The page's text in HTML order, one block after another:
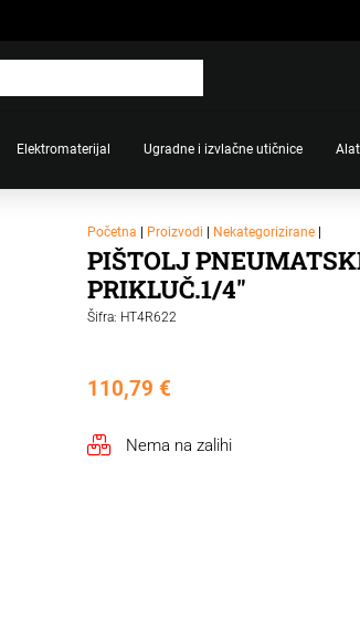
Elektromaterijal Ugradne i izvlačne utičnice
Početna | Proizvodi | Nekategorizirane |
PIŠTOLJ
PRIKLUČ.1/4"
Šifra: HT4R622
110,79€
Nema na zalihi